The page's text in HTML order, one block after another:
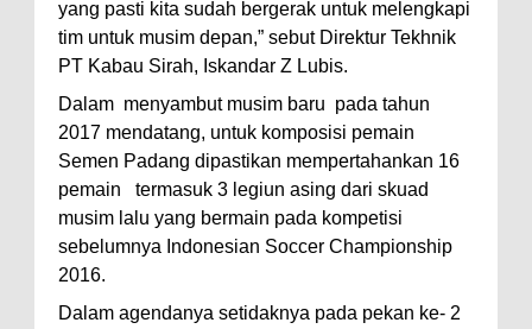
yang pasti kita sudah bergerak untuk melengkapi
tim untuk musim depan,” sebut Direktur Tekhnik
PT Kabau Sirah, Iskandar Z Lubis.
Dalam menyambut musim baru pada tahun
2017 mendatang, untuk komposisi pemain
Semen Padang dipastikan mempertahankan 16
pemain termasuk 3 legiun asing dari skuad
musim lalu yang bermain pada kompetisi
sebelumnya Indonesian Soccer Championship
2016.
Dalam agendanya setidaknya pada pekan ke- 2